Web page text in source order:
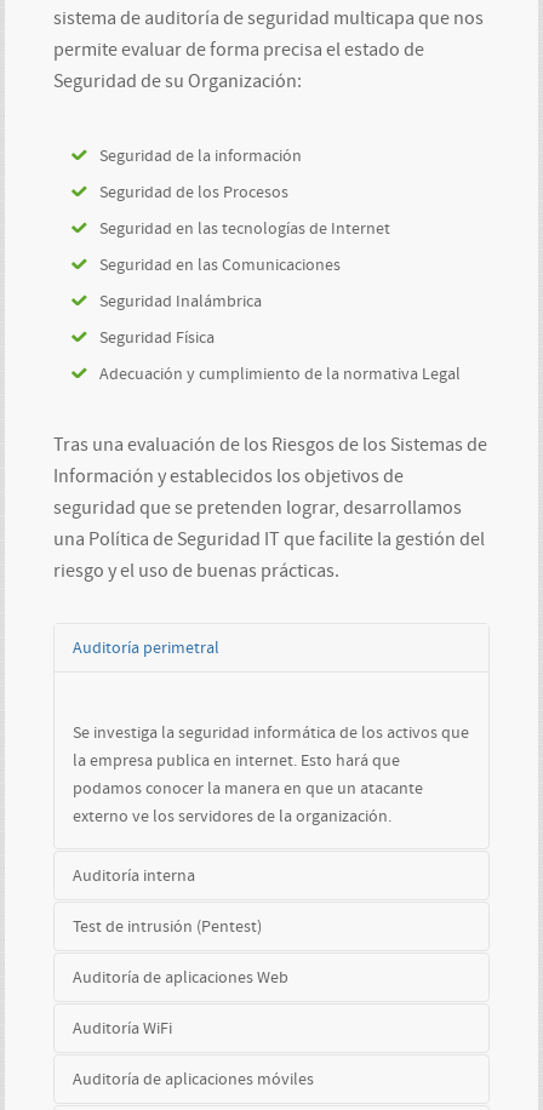
sistema de auditoría de seguridad multicapa que nos
permite evaluar de forma precisa el estado de
Seguridad de su Organización:
Seguridad de la información
Seguridad de los Procesos
Seguridad en las tecnologías de Internet
Seguridad en las Comunicaciones
Seguridad Inalámbrica
Seguridad Física
Adecuación y cumplimiento de la normativa Legal
Tras una evaluación de los Riesgos de los Sistemas de
Información y establecidos los objetivos de
seguridad que se pretenden lograr, desarrollamos
una Política de Seguridad IT que facilite la gestión del
riesgo y el uso de buenas prácticas.
Auditoría perimetral
Se investiga la seguridad informática de los activos que
la empresa publica en internet. Esto hará que
podamos conocer la manera en que un atacante
externo ve los servidores de la organización.
Auditoría interna
interna de una empresa
Test de intrusión (Pentest)
dónde llegará un atacante externo si se propone
vulnerar la seguridad informática de la empresa.
Auditoría de aplicaciones Web
permiten auditar con un tratamiento diferenciado
Auditoría WiFi
Auditoría de aplicaciones móviles